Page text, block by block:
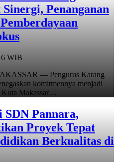
Penanganan
WIB
— Pengurus Karang
komitmennya menjadi
Kota Makassar…
SDN Pannara,
Proyek Tepat
Berkualitas di